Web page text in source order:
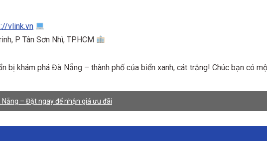
vlink.vn
P Tân Sơn Nhì, TP.HCM
bị khám phá Đà Nẵng – thành phố của biển xanh, cát trắng! Chúc bạn có
– Đặt ngay để nhận giá ưu đãi